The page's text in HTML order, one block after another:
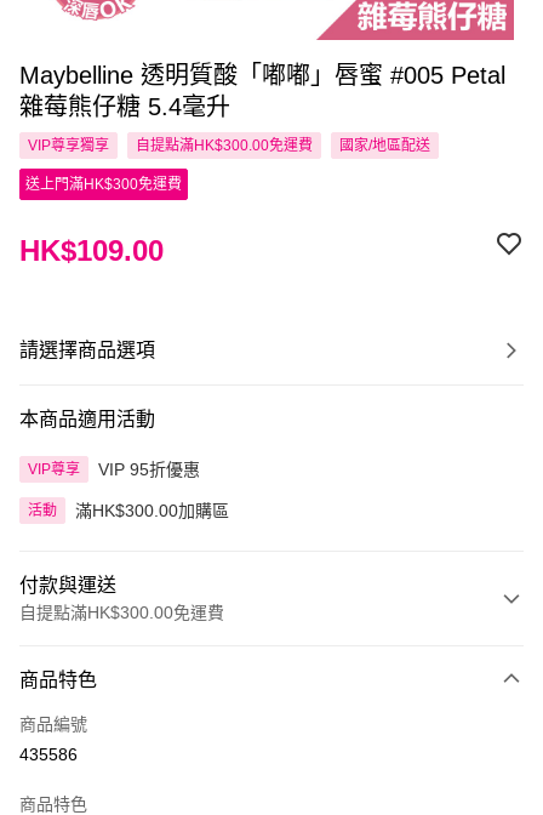
Maybelline 透明質酸「嘟嘟」唇蜜 #005 Petal
雜莓熊仔糖 5.4毫升
VIP尊享獨享 自提點滿HK$300.00免運費 國家/地區配送
送上門滿HK$300免運費
HK$109.00
請選擇商品選項
本商品適用活動
VIP尊享 VIP 95折優惠
活動 滿HK$300.00加購區
付款與運送
自提點滿HK$300.00免運費
信用卡
Apple Pay
商品特色
商品編號
435586
商品特色